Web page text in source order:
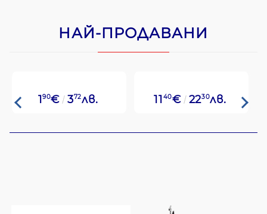
НАЙ-ПРОДАВАНИ
190€ 372лв. 11 40€ 2230лв.